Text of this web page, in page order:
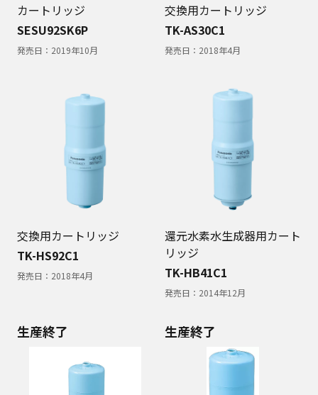
カートリッジ
SESU92SK6P
発売日： 2019年10月
交換用カートリッジ
TK-AS30C1
発売日： 2018年4月
交換用カートリッジ
TK-HS92C1
発売日： 2018年4月
還元水素水生成器用カート
リッジ
TK-HB41C1
発売日： 2014年12月
生産終了 生産終了